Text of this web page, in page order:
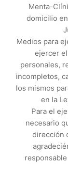
Menta-
domicilio
Medios para
ejercer
personales,
incompletos,
los mismos
en la
Para el
necesario
dirección